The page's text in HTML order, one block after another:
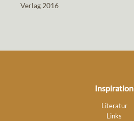
Verlag 2016
Inspiration
Literatur
Links